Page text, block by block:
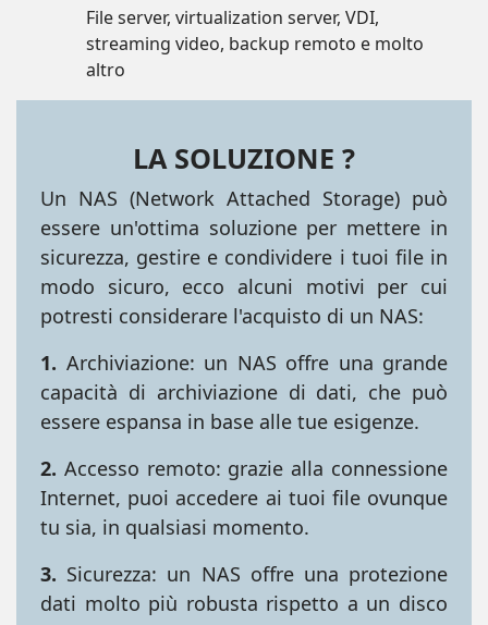
File server, virtualization server, VDI,
streaming video, backup remoto e molto
altro
LA SOLUZIONE ?
Un NAS (Network Attached Storage) può
essere un'ottima soluzione per mettere in
sicurezza, gestire e condividere i tuoi file in
modo sicuro, ecco alcuni motivi per cui
potresti considerare l'acquisto di un NAS:
1. Archiviazione: un NAS offre una grande
capacità di archiviazione di dati, che può
essere espansa in base alle tue esigenze.
2. Accesso remoto: grazie alla connessione
Internet, puoi accedere ai tuoi file ovunque
tu sia, in qualsiasi momento.
3. Sicurezza: un NAS offre una protezione
dati molto più robusta rispetto a un disco